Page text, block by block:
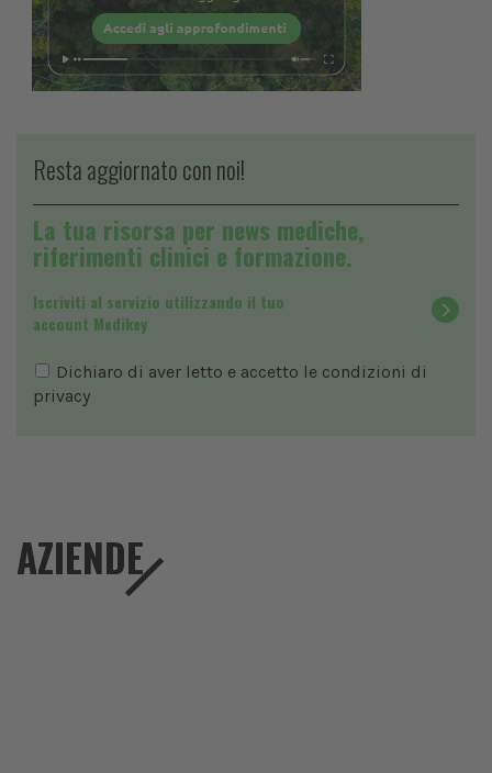
Resta aggiornato con noi!
La tua risorsa per news mediche,
riferimenti clinici e formazione.
Iscriviti al servizio utilizzando il tuo
account Medikey
Dichiaro di aver letto e accetto le condizioni di
privacy
AZIENDE